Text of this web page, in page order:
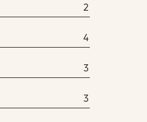
2
4
3
3